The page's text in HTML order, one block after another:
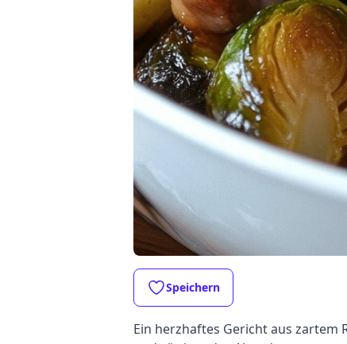
Speichern
Ein herzhaftes Gericht aus zartem